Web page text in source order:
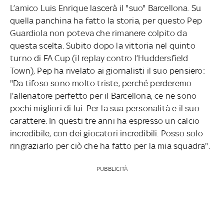
L’amico Luis Enrique lascerà il "suo" Barcellona. Su
quella panchina ha fatto la storia, per questo Pep
Guardiola non poteva che rimanere colpito da
questa scelta. Subito dopo la vittoria nel quinto
turno di FA Cup (il replay contro l’Huddersfield
Town), Pep ha rivelato ai giornalisti il suo pensiero:
"Da tifoso sono molto triste, perché perderemo
l’allenatore perfetto per il Barcellona, ce ne sono
pochi migliori di lui. Per la sua personalità e il suo
carattere. In questi tre anni ha espresso un calcio
incredibile, con dei giocatori incredibili. Posso solo
ringraziarlo per ciò che ha fatto per la mia squadra".
PUBBLICITÀ